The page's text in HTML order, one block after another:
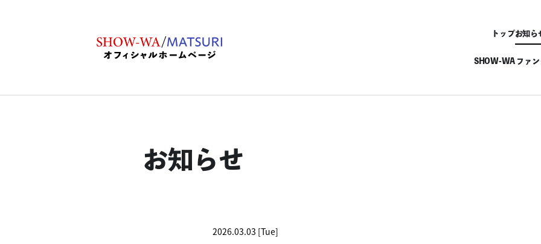
トップお知ら
SHOW-WA ファン
お知らせ
2026.03.03 [Tue]